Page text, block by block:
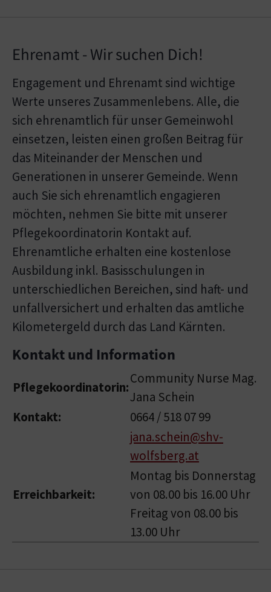
Ehrenamt - Wir suchen Dich!
Engagement und Ehrenamt sind wichtige
Werte unseres Zusammenlebens. Alle, die
sich ehrenamtlich für unser Gemeinwohl
einsetzen, leisten einen großen Beitrag für
das Miteinander der Menschen und
Generationen in unserer Gemeinde. Wenn
auch Sie sich ehrenamtlich engagieren
möchten, nehmen Sie bitte mit unserer
Pflegekoordinatorin Kontakt auf.
Ehrenamtliche erhalten eine kostenlose
Ausbildung inkl. Basisschulungen in
unterschiedlichen Bereichen, sind haft- und
unfallversichert und erhalten das amtliche
Kilometergeld durch das Land Kärnten.
Kontakt und Information
Pflegekoordinatorin:
Community Nurse Mag.
Jana Schein
Kontakt:
0664 / 518 07 99
jana.schein@shv-
wolfsberg.at
Erreichbarkeit:
Montag bis Donnerstag
von 08.00 bis 16.00 Uhr
Freitag von 08.00 bis
13.00 Uhr